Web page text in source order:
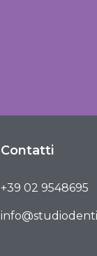
Contatti
+39 02 9548695